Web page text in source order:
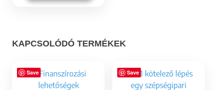
KAPCSOLÓDÓ TERMÉKEK
Save Save